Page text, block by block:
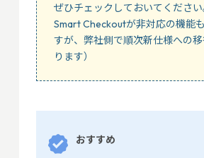
ぜひチェックしておいてくださ
Smart Checkoutが非対応の機能
すが、弊社側で順次新仕様への
ります）
おすすめ